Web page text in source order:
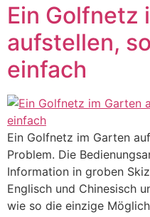
Ein Golfnetz
aufstellen,
einfach
Ein Golfnetz im Garten
Problem. Die
Information in groben
Englisch und Chinesisch
wie so die einzige